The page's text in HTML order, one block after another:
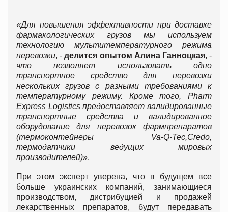
«Для повышения эффективности при доставке
фармакологических грузов мы используем
технологию мультитемпературного режима
перевозки, -делится опытом Алина Ганноцкая, -
что позволяет использовать одно
транспортное средство для перевозки
несколькихгрузов с разными требованиями к
температурному режиму. Кроме того, Pharm
Express Logistics предоставляет валидированные
транспортные средства и валидированное
оборудование для перевозок фармпрепаратов
(термоконтейнеры Va-Q-Tec,Credo,
термодатчики ведущих мировых
производителей)».
При этом эксперт уверена, что в будущем все
больше украинских компаний, занимающиеся
производством, дистрибуцией и продажей
лекарственных препаратов, будут передавать